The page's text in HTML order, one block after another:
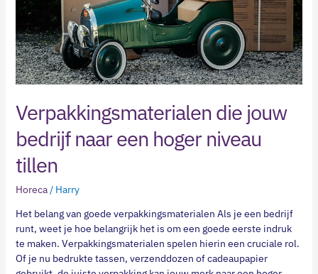
Verpakkingsmaterialen die jouw
bedrijf naar een hoger niveau
tillen
Horeca/ Harry
Het belang van goede verpakkingsmaterialen Als je een bedrijf
runt, weet je hoe belangrijk het is om een goede eerste indruk
te maken. Verpakkingsmaterialen spelen hierin een cruciale rol.
Of je nu bedrukte tassen, verzenddozen of cadeaupapier
niveau
tillen